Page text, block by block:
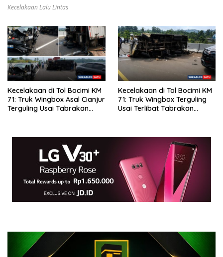
Kecelakaan Lalu Lintas
Kecelakaan di Tol Bocimi KM
71: Truk Wingbox Asal Cianjur
Terguling Usai Tabrakan
Kecelakaan di Tol Bocimi KM
71: Truk Wingbox Terguling
Usai Terlibat Tabrakan